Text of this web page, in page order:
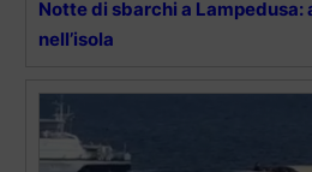
Notte di sbarchi a
nell’isola